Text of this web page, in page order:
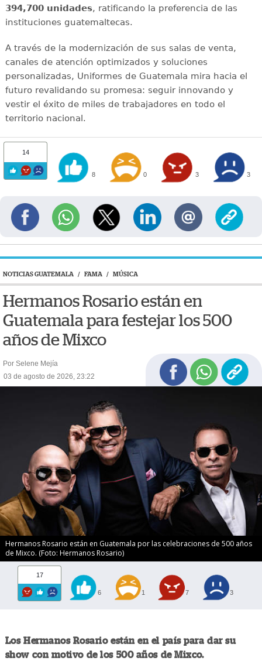
394,700 unidades, ratificando la preferencia de las
instituciones guatemaltecas.
A través de la modernización de sus salas de venta,
canales de atención optimizados y soluciones
personalizadas, Uniformes de Guatemala mira hacia el
futuro revalidando su promesa: seguir innovando y
vestir el éxito de miles de trabajadores en todo el
territorio nacional.
14
8 0 3 3
NOTICIAS GUATEMALA / FAMA / MÚSICA
Hermanos Rosario están en
Guatemala para festejar los 500
años de Mixco
Por Selene Mejía
03 de agosto de 2026, 23:22
Hermanos Rosario están en Guatemala por las celebraciones de 500 años
de Mixco. (Foto: Hermanos Rosario)
17
6 1 7 3
Los Hermanos Rosario están en el país para dar su
show con motivo de los 500 años de Mixco.